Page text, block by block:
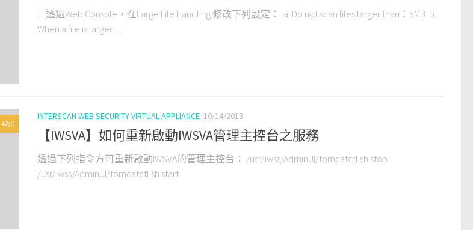
1. 透過Web Console，在Large File Handling.修改下列設定： a. Do not scan files larger than：5MB b.
When a file is larger ...
0
INTERSCAN WEB SECURITY VIRTUAL APPLIANCE 10/14/2013
【IWSVA】如何重新啟動IWSVA管理主控台之服務
透過下列指令方可重新啟動IWSVA的管理主控台： /usr/iwss/AdminUI/tomcatctl.sh stop
/usr/iwss/AdminUI/tomcatctl.sh start